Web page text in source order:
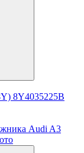
8Y4035225B